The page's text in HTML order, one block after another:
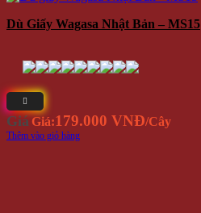
Dù Giấy Wagasa Nhật Bản – MS15
Giá Giá:179.000 VNĐ/Cây
Thêm vào giỏ hàng